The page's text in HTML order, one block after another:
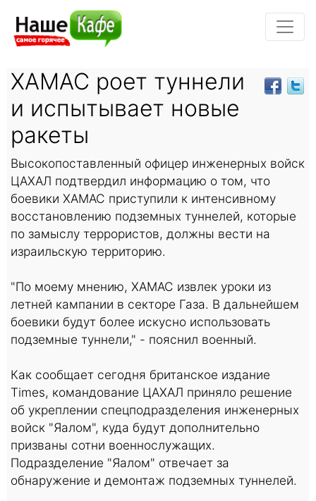
ХАМАС роет туннели
и испытывает новые
ракеты
Высокопоставленный офицер инженерных войск
ЦАХАЛ подтвердил информацию о том, что
боевики ХАМАС приступили к интенсивному
восстановлению подземных туннелей, которые
по замыслу террористов, должны вести на
израильскую территорию.
"По моему мнению, ХАМАС извлек уроки из
летней кампании в секторе Газа. В дальнейшем
боевики будут более искусно использовать
подземные туннели," - пояснил военный.
Как сообщает сегодня британское издание
Times, командование ЦАХАЛ приняло решение
об укреплении спецподразделения инженерных
войск "Яалом", куда будут дополнительно
призваны сотни военнослужащих.
Подразделение "Яалом" отвечает за
обнаружение и демонтаж подземных туннелей.